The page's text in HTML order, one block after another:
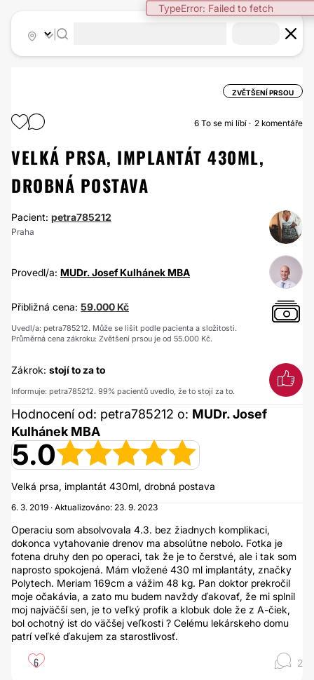
TypeError: Failed to fetch
ZVĚTŠENÍ PRSOU
6 To se mi líbí 2 komentáře
VELKÁ PRSA, IMPLANTÁT 430ML,
DROBNÁ POSTAVA
Pacient: petra785212
Praha
Provedl/a: MUDr. Josef Kulhánek MBA
Přibližná cena: 59.000 Kč
Uvedl/a: petra785212. Může se lišit podle pacienta a složitosti.
Průměrná cena zákroku: Zvětšení prsou je od 55.000 Kč.
Zákrok: stojí to za to
Informuje: petra785212. 99% pacientů uvedlo, že to stojí za to.
Hodnocení od: petra785212 o: MUDr. Josef
Kulhánek MBA
5.0
Velká prsa, implantát 430ml, drobná postava
6. 3. 2019 · Aktualizováno: 23. 9. 2023
Operaciu som absolvovala 4.3. bez žiadnych komplikaci,
dokonca vytahovanie drenov ma absolútne nebolo. Fotka je
fotena druhy den po operaci, tak že je to čerstvé, ale i tak som
naprosto spokojená. Mám vložené 430 ml implantáty, značky
Polytech. Meriam 169cm a vážim 48 kg. Pan doktor prekročil
moje očakávia, a zato mu budem navždy ďakovať, že mi splnil
moj najväčší sen, je to veľký profík a klobuk dole že z A-čiek,
bol ochotný ist do väčšej veľkosti ? Celému lekárskeho domu
patrí veľké ďakujem za starostlivosť.
6 2